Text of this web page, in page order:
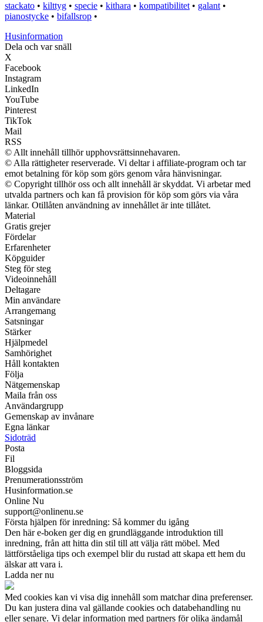
stackato • kilttyg • specie • kithara • kompatibilitet • galant •
pianostycke • bifallsrop •
Husinformation
Dela och var snäll
X
Facebook
Instagram
LinkedIn
YouTube
Pinterest
TikTok
Mail
RSS
© Allt innehåll tillhör upphovsrättsinnehavaren.
© Alla rättigheter reserverade. Vi deltar i affiliate-program och tar
emot betalning för köp som görs genom våra hänvisningar.
© Copyright tillhör oss och allt innehåll är skyddat. Vi arbetar med
utvalda partners och kan få provision för köp som görs via våra
länkar. Otillåten användning av innehållet är inte tillåtet.
Material
Gratis grejer
Fördelar
Erfarenheter
Köpguider
Steg för steg
Videoinnehåll
Deltagare
Min användare
Arrangemang
Satsningar
Stärker
Hjälpmedel
Samhörighet
Håll kontakten
Följa
Nätgemenskap
Maila från oss
Användargrupp
Gemenskap av invånare
Egna länkar
Sidoträd
Posta
Fil
Bloggsida
Prenumerationsström
Husinformation.se
Online Nu
support@onlinenu.se
Första hjälpen för inredning: Så kommer du igång
Den här e-boken ger dig en grundläggande introduktion till
inredning, från att hitta din stil till att välja rätt möbel. Med
lättförståeliga tips och exempel blir du rustad att skapa ett hem du
älskar att vara i.
Ladda ner nu
Med cookies kan vi visa dig innehåll som matchar dina preferenser.
Du kan justera dina val gällande cookies och databehandling nu
eller senare. Vi delar information med partners för olika ändamål